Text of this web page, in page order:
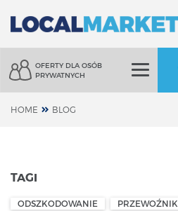
OFERTY DLA OSÓB
PRYWATNYCH
HOME BLOG
TAGI
ODSZKODOWANIE PRZEWOŹNIK